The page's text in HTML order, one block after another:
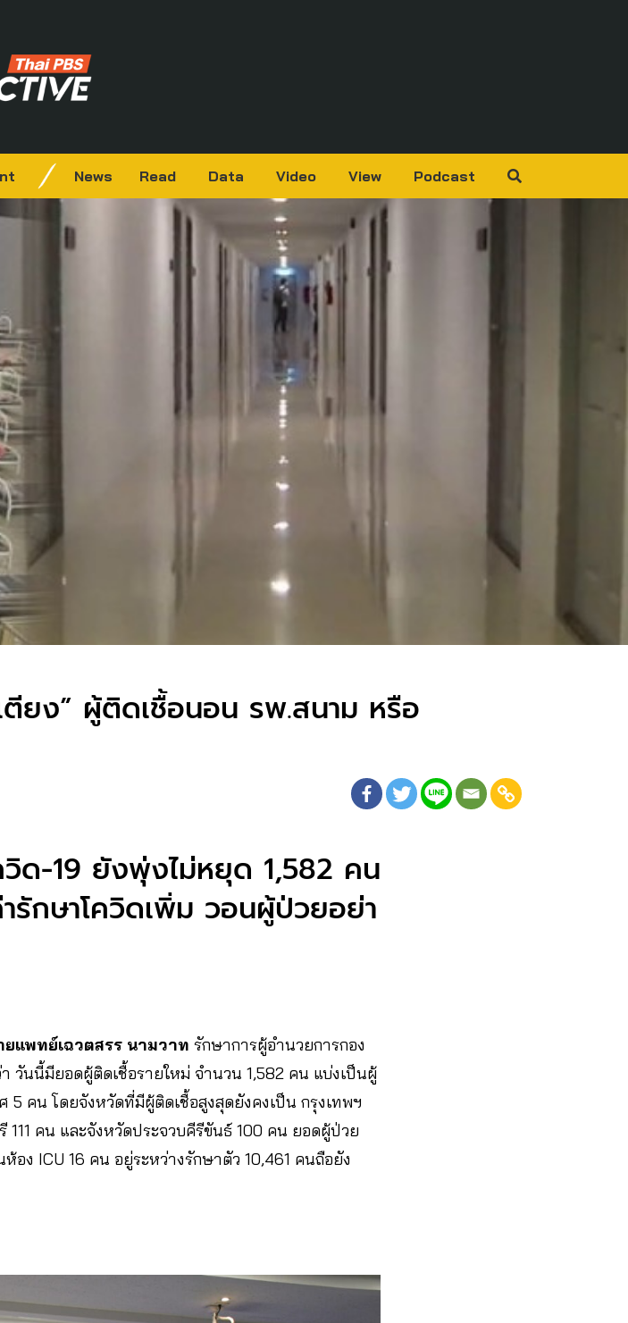
News Read Data Video View Podcast
ยง” ผู้ติดเชื้อนอน รพ.สนาม​ หรือ​
ด-19 ยังพุ่งไม่หยุด 1,582 คน​
รักษาโควิดเพิ่ม​ วอนผู้ป่วยอย่า
ยแพทย์เฉวตสรร นามวาท รักษาการผู้อำนวยการกอง
วันนี้มียอดผู้ติดเชื้อรายใหม่ จำนวน 1,582 คน แบ่งเป็นผู้
5 คน​ โดยจังหวัดที่มีผู้ติดเชื้อสูงสุดยังคงเป็น​ กรุงเทพฯ
111 คน และจังหวัดประจวบคีรีขันธ์ 100 คน ยอดผู้ป่วย
ง ICU 16 คน อยู่ระหว่างรักษาตัว 10,461 คนถือยัง